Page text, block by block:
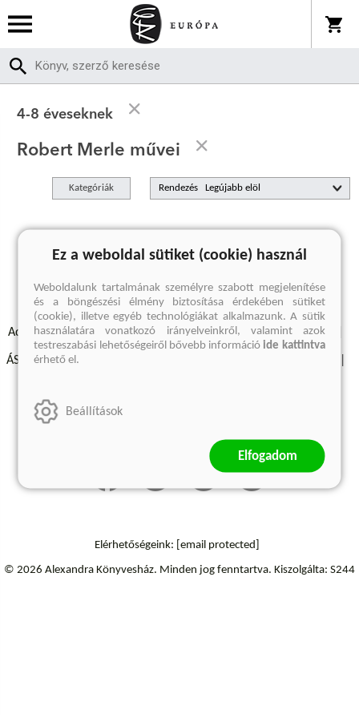
4-8 éveseknek
Robert Merle művei
Kategóriák Rendezés
A keresett kifejezésre nincs találat
Adatvédelmi szabályzatok Elállási felmondási nyilatkozat
ÁSZF - Vásárlási feltételek
Elérhetőségeink: [email protected]
© 2026 Alexandra Könyvesház. Minden jog fenntartva. Kiszolgálta: S244
Ez a weboldal sütiket (cookie) használ
Weboldalunk tartalmának személyre szabott megjelenítése
és a böngészési élmény biztosítása érdekében sütiket
(cookie), illetve egyéb technológiákat alkalmazunk. A sütik
használatára vonatkozó irányelveinkről, valamint azok
testreszabási lehetőségeiről bővebb információide kattintva
érhető el.
Beállítások
Elfogadom